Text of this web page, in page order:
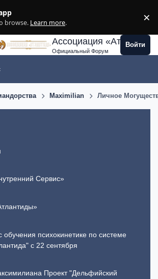
browse. Learn more. ×
Ассоциация
Официальный Форум
Войти
Maximilian Личное
Сервис»
обучения психокинетике по системе
с 22 сентября
Проект "Дельфийский